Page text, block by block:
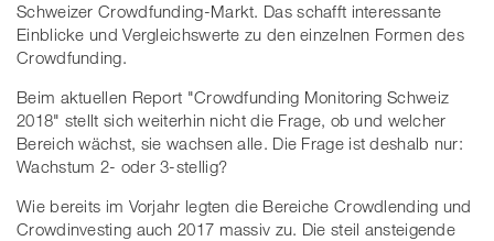
Schweizer Crowdfunding-Markt. Das schafft interessante
Einblicke und Vergleichswerte zu den einzelnen Formen des
Crowdfunding.
Beim aktuellen Report "Crowdfunding Monitoring Schweiz
2018" stellt sich weiterhin nicht die Frage, ob und welcher
Bereich wächst, sie wachsen alle. Die Frage ist deshalb nur:
Wachstum 2- oder 3-stellig?
Wie bereits im Vorjahr legten die Bereiche Crowdlending und
Crowdinvesting auch 2017 massiv zu. Die steil ansteigende